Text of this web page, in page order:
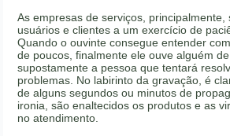
As empresas de serviços, principalmente,
usuários e clientes a um exercício de
Quando o ouvinte consegue entender
de poucos, finalmente ele ouve alguém
supostamente a pessoa que tentará
problemas. No labirinto da gravação, é
de alguns segundos ou minutos de
ironia, são enaltecidos os produtos e as
no atendimento.